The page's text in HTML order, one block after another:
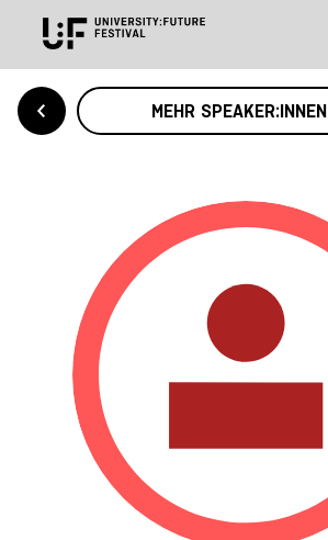
MEHR SPEAKER:INNEN